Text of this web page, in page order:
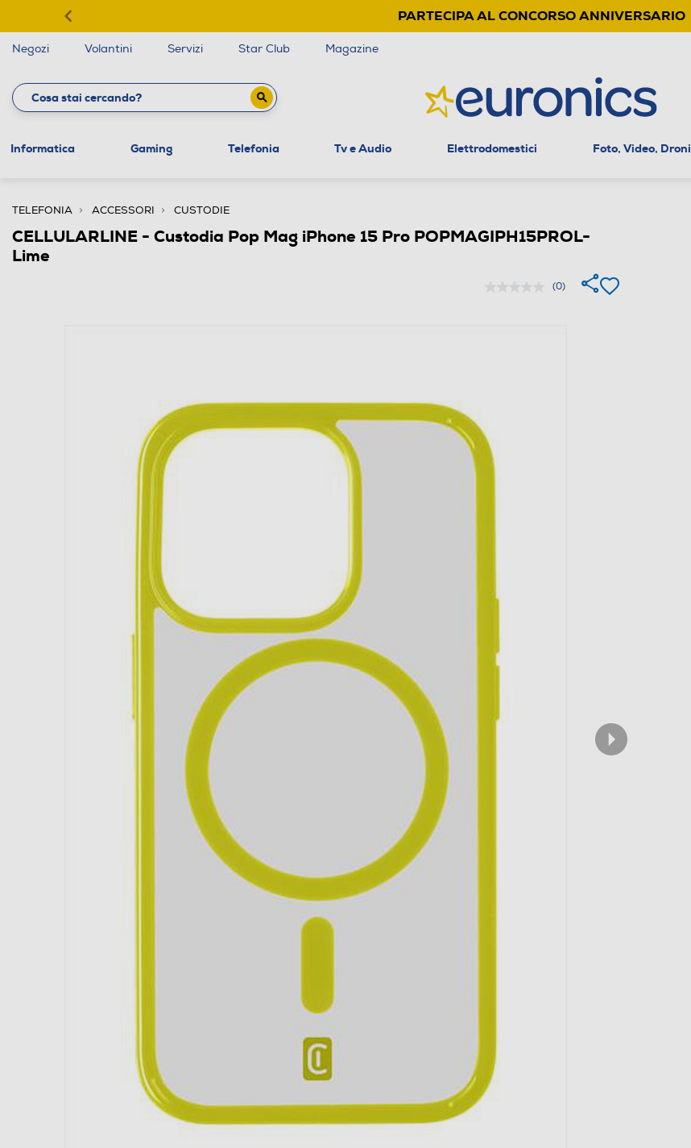
PARTECIPA AL CONCORSO ANNIVERSARIO
Negozi Volantini Servizi Star Club Magazine
Informatica Gaming Telefonia Tv e Audio Elettrodomestici Foto, Video, Droni
TELEFONIA ACCESSORI CUSTODIE
CELLULARLINE - Custodia Pop Mag iPhone 15 Pro POPMAGIPH15PROL-
Lime
(0)